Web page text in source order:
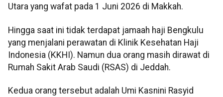
Utara yang wafat pada 1 Juni 2026 di Makkah.
Hingga saat ini tidak terdapat jamaah haji Bengkulu
yang menjalani perawatan di Klinik Kesehatan Haji
Indonesia (KKHI). Namun dua orang masih dirawat di
Rumah Sakit Arab Saudi (RSAS) di Jeddah.
Kedua orang tersebut adalah Umi Kasnini Rasyid